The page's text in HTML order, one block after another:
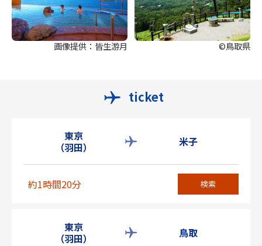
画像提供：皆生游月 ©鳥取県
ticket
東京
（羽田）
米子
約1時間20分 検索
東京
（羽田）
鳥取